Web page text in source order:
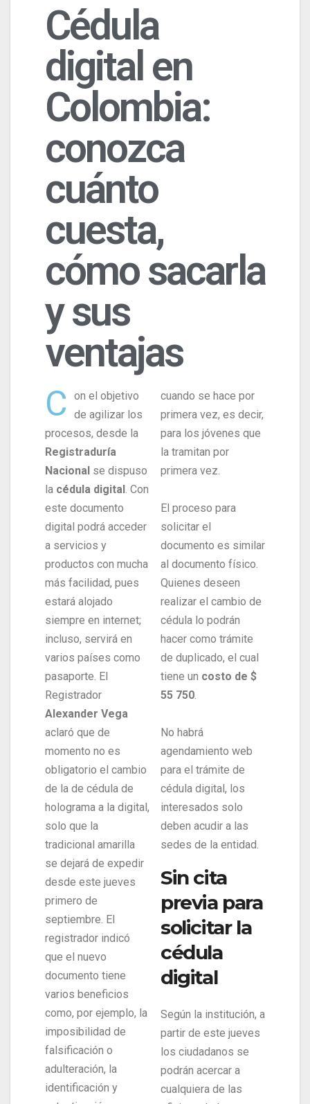
Cédula
digital en
Colombia:
conozca
cuánto
cuesta,
cómo sacarla
y sus
ventajas
C
on el objetivo
de agilizar los
procesos, desde la
Registraduría
Nacional se dispuso
la cédula digital. Con
este documento
digital podrá acceder
a servicios y
productos con mucha
más facilidad, pues
estará alojado
siempre en internet;
incluso, servirá en
varios países como
pasaporte. El
Registrador
Alexander Vega
aclaró que de
momento no es
obligatorio el cambio
de la de cédula de
holograma a la digital,
solo que la
tradicional amarilla
se dejará de expedir
desde este jueves
primero de
septiembre. El
registrador indicó
que el nuevo
documento tiene
varios beneficios
como, por ejemplo, la
imposibilidad de
falsificación o
adulteración, la
identificación y
cuando se hace por
primera vez, es decir,
para los jóvenes que
la tramitan por
primera vez.
El proceso para
solicitar el
documento es similar
al documento físico.
Quienes deseen
realizar el cambio de
cédula lo podrán
hacer como trámite
de duplicado, el cual
tiene un costo de $
55 750.
No habrá
agendamiento web
para el trámite de
cédula digital, los
interesados solo
deben acudir a las
sedes de la entidad.
Sin cita
previa para
solicitar la
cédula
digital
Según la institución, a
partir de este jueves
los ciudadanos se
podrán acercar a
cualquiera de las